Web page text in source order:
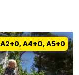
A2+0, A4+0, A5+0